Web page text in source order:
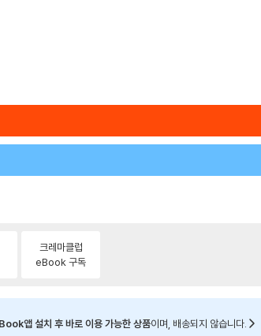
크레마클럽
eBook 구독
앱 설치 후 바로 이용 가능한 상품이며, 배송되지 않습니다.